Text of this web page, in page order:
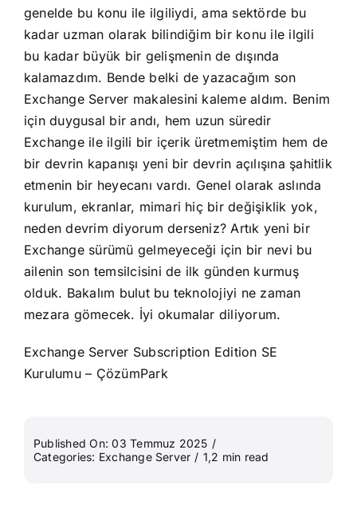
genelde bu konu ile ilgiliydi, ama sektörde bu
kadar uzman olarak bilindiğim bir konu ile ilgili
bu kadar büyük bir gelişmenin de dışında
kalamazdım. Bende belki de yazacağım son
Exchange Server makalesini kaleme aldım. Benim
için duygusal bir andı, hem uzun süredir
Exchange ile ilgili bir içerik üretmemiştim hem de
bir devrin kapanışı yeni bir devrin açılışına şahitlik
etmenin bir heyecanı vardı. Genel olarak aslında
kurulum, ekranlar, mimari hiç bir değişiklik yok,
neden devrim diyorum derseniz? Artık yeni bir
Exchange sürümü gelmeyeceği için bir nevi bu
ailenin son temsilcisini de ilk günden kurmuş
olduk. Bakalım bulut bu teknolojiyi ne zaman
mezara gömecek. İyi okumalar diliyorum.
Exchange Server Subscription Edition SE
Kurulumu – ÇözümPark
Published On: 03 Temmuz 2025 /
Categories: Exchange Server / 1,2 min read